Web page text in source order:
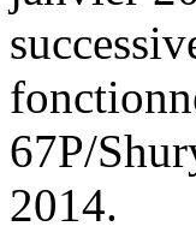
67P/
2014.